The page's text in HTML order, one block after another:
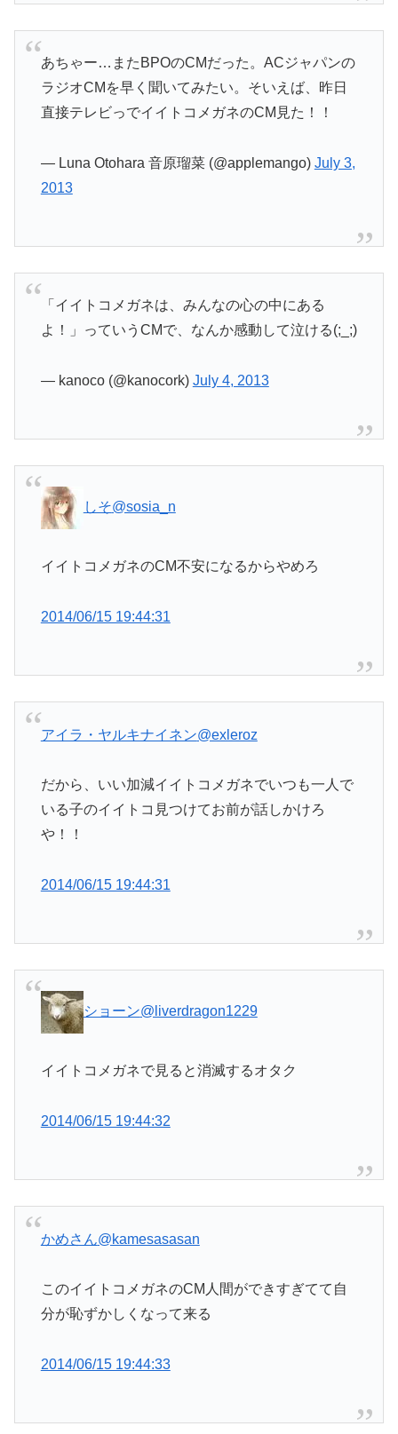
あちゃー…またBPOのCMだった。ACジャパンの
ラジオCMを早く聞いてみたい。そいえば、昨日
直接テレビっでイイトコメガネのCM見た！！
— Luna Otohara 音原瑠菜 (@applemango) July 3,
2013
「イイトコメガネは、みんなの心の中にある
よ！」っていうCMで、なんか感動して泣ける(;_;)
— kanoco (@kanocork) July 4, 2013
しそ@sosia_n
イイトコメガネのCM不安になるからやめろ
2014/06/15 19:44:31
アイラ・ヤルキナイネン@exleroz
だから、いい加減イイトコメガネでいつも一人で
いる子のイイトコ見つけてお前が話しかけろ
や！！
2014/06/15 19:44:31
ショーン@liverdragon1229
イイトコメガネで見ると消滅するオタク
2014/06/15 19:44:32
かめさん@kamesasasan
このイイトコメガネのCM人間ができすぎてて自
分が恥ずかしくなって来る
2014/06/15 19:44:33